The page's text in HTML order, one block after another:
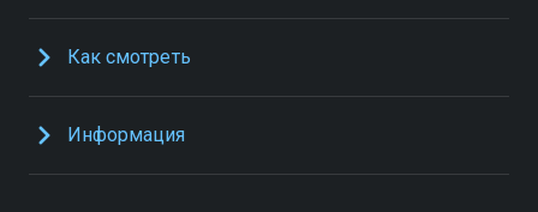
Как смотреть
Информация